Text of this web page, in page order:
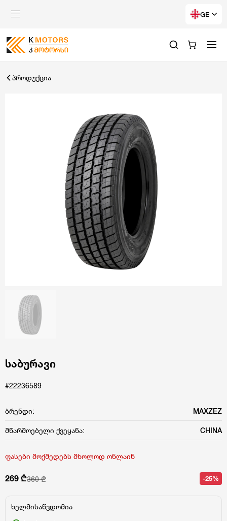
GE
პროდუქცია
საბურავი
#22236589
ბრენდი: MAXZEZ
მწარმოებელი ქვეყანა: CHINA
ფასები მოქმედებს მხოლოდ ონლაინ
269 ₾360 ₾ -25%
ხელმისაწვდომია